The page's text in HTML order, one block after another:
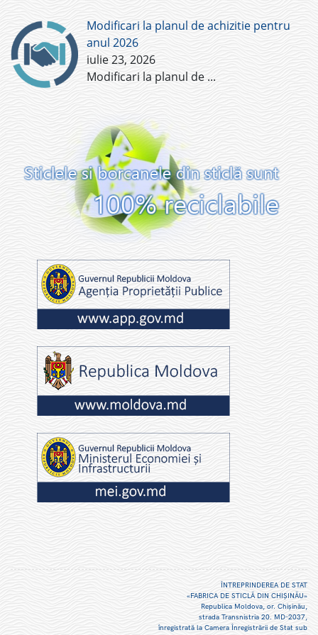
Modificari la planul de achizitie pentru
anul 2026
iulie 23, 2026
Modificari la planul de ...
ÎNTREPRINDEREA DE STAT
«FABRICA DE STICLĂ DIN CHIŞINĂU»
Republica Moldova, or. Chişinău,
strada Transnistria 20. MD-2037,
înregistrată la Camera Înregistrării de Stat sub